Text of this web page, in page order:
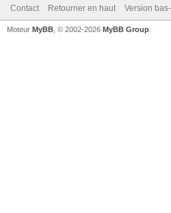
Contact Retourner en haut Version
Moteur MyBB , © 2002-2026 MyBB Group